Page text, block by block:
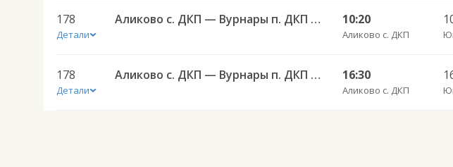
178
Детали
Аликово с. ДКП — Вурнары п. ДКП 178 10:20
Аликово с. ДКП
178
Детали
Аликово с. ДКП — Вурнары п. ДКП 178 16:30
Аликово с. ДКП